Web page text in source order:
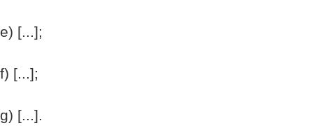
e) [...];
f) [...];
g) [...].